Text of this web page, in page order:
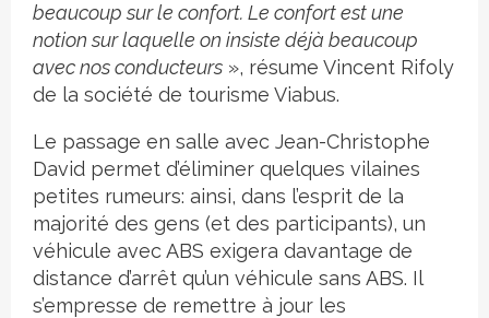
beaucoup sur le confort. Le confort est une
notion sur laquelle on insiste déjà beaucoup
avec nos conducteurs », résume Vincent Rifoly
de la société de tourisme Viabus.
Le passage en salle avec Jean-Christophe
David permet d’éliminer quelques vilaines
petites rumeurs: ainsi, dans l’esprit de la
majorité des gens (et des participants), un
véhicule avec ABS exigera davantage de
distance d’arrêt qu’un véhicule sans ABS. Il
s’empresse de remettre à jour les